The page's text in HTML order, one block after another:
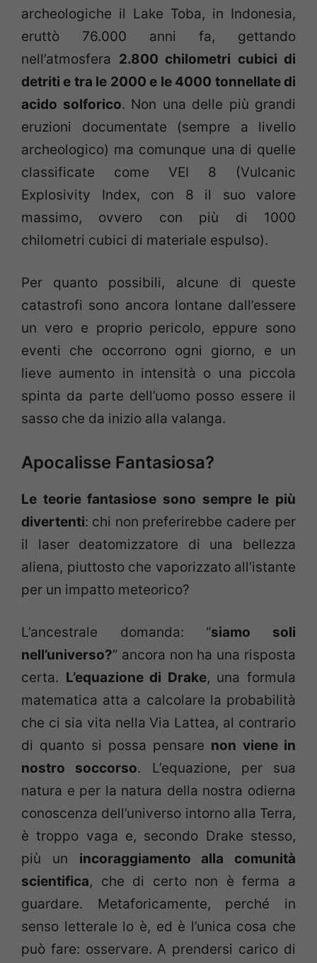
archeologiche il Lake Toba, in Indonesia,
eruttò 76.000 anni fa, gettando
nell’atmosfera 2.800 chilometri cubici di
detriti e tra le 2000 e le 4000 tonnellate di
acido solforico. Non una delle più grandi
eruzioni documentate (sempre a livello
archeologico) ma comunque una di quelle
classificate come VEI 8 (Vulcanic
Explosivity Index, con 8 il suo valore
massimo, ovvero con più di 1000
chilometri cubici di materiale espulso).
Per quanto possibili, alcune di queste
catastrofi sono ancora lontane dall’essere
un vero e proprio pericolo, eppure sono
eventi che occorrono ogni giorno, e un
lieve aumento in intensità o una piccola
spinta da parte dell’uomo posso essere il
sasso che da inizio alla valanga.
Apocalisse Fantasiosa?
Le teorie fantasiose sono sempre le più
divertenti: chi non preferirebbe cadere per
il laser deatomizzatore di una bellezza
aliena, piuttosto che vaporizzato all’istante
per un impatto meteorico?
L’ancestrale domanda: “siamo soli
nell’universo?” ancora non ha una risposta
certa. L’equazione di Drake, una formula
matematica atta a calcolare la probabilità
che ci sia vita nella Via Lattea, al contrario
di quanto si possa pensare non viene in
nostro soccorso. L’equazione, per sua
natura e per la natura della nostra odierna
conoscenza dell’universo intorno alla Terra,
è troppo vaga e, secondo Drake stesso,
più un incoraggiamento alla comunità
scientifica, che di certo non è ferma a
guardare. Metaforicamente, perché in
senso letterale lo è, ed è l’unica cosa che
può fare: osservare. A prendersi carico di